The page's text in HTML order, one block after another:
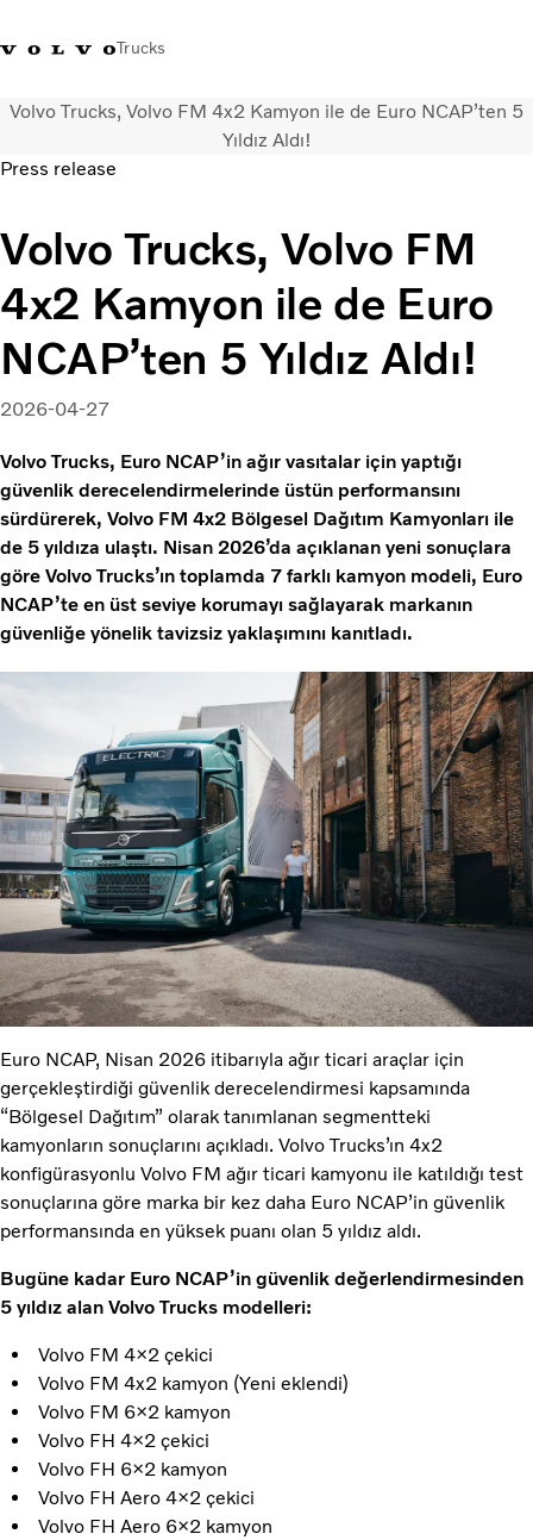
Trucks
+4448586 Volvo Trucks MağazasıOturum açınTürkiye
Kamyonlar
Hizmetler
Bayi arama
Haberler
Hakkımızda
Bize Ulaşın
Volvo Trucks, Volvo FM 4x2 Kamyon ile de Euro NCAP’ten 5
Yıldız Aldı!
Press release
Volvo Trucks, Volvo FM
4x2 Kamyon ile de Euro
NCAP’ten 5 Yıldız Aldı!
2026-04-27
Volvo Trucks, Euro NCAP’in ağır vasıtalar için yaptığı
güvenlik derecelendirmelerinde üstün performansını
sürdürerek, Volvo FM 4x2 Bölgesel Dağıtım Kamyonları ile
de 5 yıldıza ulaştı. Nisan 2026’da açıklanan yeni sonuçlara
göre Volvo Trucks’ın toplamda 7 farklı kamyon modeli, Euro
NCAP’te en üst seviye korumayı sağlayarak markanın
güvenliğe yönelik tavizsiz yaklaşımını kanıtladı.
Euro NCAP, Nisan 2026 itibarıyla ağır ticari araçlar için
gerçekleştirdiği güvenlik derecelendirmesi kapsamında
“Bölgesel Dağıtım” olarak tanımlanan segmentteki
kamyonların sonuçlarını açıkladı. Volvo Trucks’ın 4x2
konfigürasyonlu Volvo FM ağır ticari kamyonu ile katıldığı test
sonuçlarına göre marka bir kez daha Euro NCAP’in güvenlik
performansında en yüksek puanı olan 5 yıldız aldı.
Bugüne kadar Euro NCAP’in güvenlik değerlendirmesinden
5 yıldız alan Volvo Trucks modelleri:
Volvo FM 4×2 çekici
Volvo FM 4x2 kamyon (Yeni eklendi)
Volvo FM 6×2 kamyon
Volvo FH 4×2 çekici
Volvo FH 6×2 kamyon
Volvo FH Aero 4×2 çekici
Volvo FH Aero 6×2 kamyon